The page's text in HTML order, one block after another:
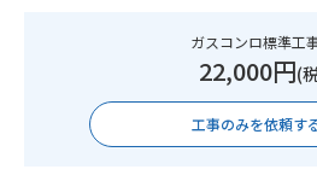
ガスコンロ標準工
22,000円(
工事のみを依頼す